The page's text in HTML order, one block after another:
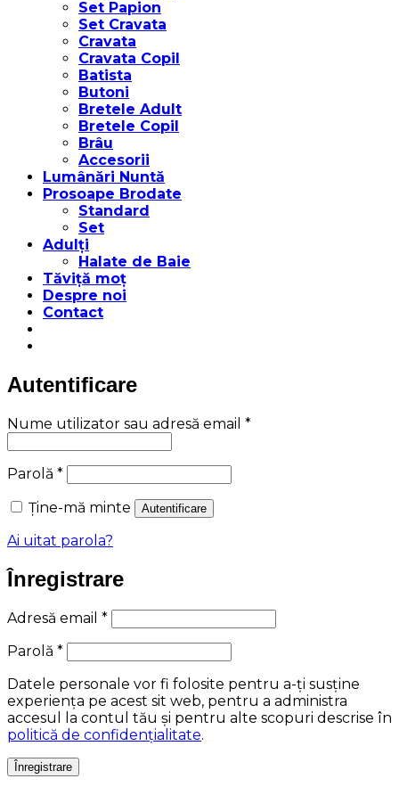
Set Papion
Set Cravata
Cravata
Cravata Copil
Batista
Butoni
Bretele Adult
Bretele Copil
Brâu
Accesorii
Lumânări Nuntă
Prosoape Brodate
Standard
Set
Adulți
Halate de Baie
Tăviță moț
Despre noi
Contact
Autentificare
Nume utilizator sau adresă email *Obligatoriu
Parolă *Obligatoriu
Ține-mă minte Autentificare
Ai uitat parola?
Înregistrare
Adresă email *Obligatoriu
Parolă *Obligatoriu
Datele personale vor fi folosite pentru a-ți susține
experiența pe acest sit web, pentru a administra
accesul la contul tău și pentru alte scopuri descrise în
politică de confidențialitate.
Înregistrare